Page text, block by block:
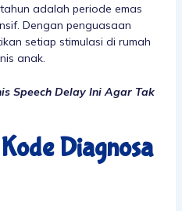
adalah periode emas
Dengan penguasaan
setiap stimulasi di rumah
anak.
Speech Delay Ini Agar Tak
Diagnosa